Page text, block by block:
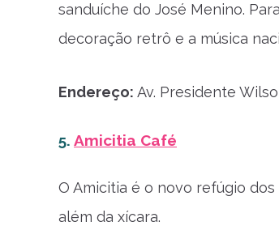
sanduíche do José Menino.
decoração retrô e a música
Endereço: Av. Presidente
5. Amicitia Café
O Amicitia é o novo refúgio
além da xícara.